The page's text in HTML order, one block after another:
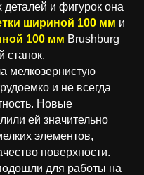
деталей и фигурок она
шириной 100 мм и
100 мм Brushburg
станок.
мелкозернистую
и не всегда
Новые
ей значительно
элементов,
поверхности.
для работы на